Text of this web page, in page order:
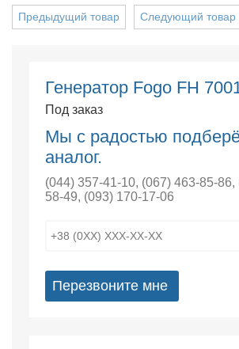
Следующий товар
Предыдущий товар
Генератор Fogo FH
Под заказ
Мы с радостью
аналог.
(044) 357-41-10, (067) 463-85-86,
58-49, (093) 170-17-06
Перезвоните мне